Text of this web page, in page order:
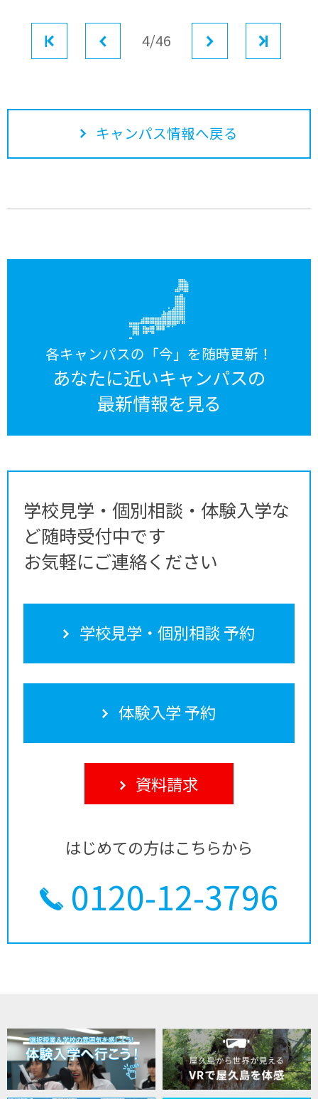
前へ4/46
キャンパス情報へ戻る
各キャンパスの「今」を随時更新！
あなたに近いキャンパスの
最新情報を見る
学校見学・個別相談・体験入学な
ど随時受付中です
お気軽にご連絡ください
学校見学・個別相談 予約
体験入学 予約
資料請求
はじめての方はこちらから
0120-12-3796